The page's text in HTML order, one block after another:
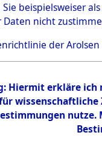
Sie beispielsweiser
nicht
der Arolsen
Hiermit erkläre ich